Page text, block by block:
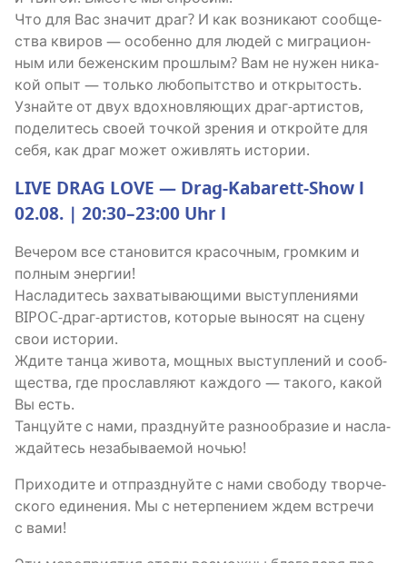
Что для Вас зна­чит драг? И как воз­ни­ка­ют сооб­ще­
ства кви­ров — осо­бен­но для людей с мигра­ци­он­
ным или бежен­ским про­шлым? Вам не нужен ника­
кой опыт — толь­ко любо­пыт­ство и откры­тость.
Узнай­те от двух вдох­нов­ля­ю­щих драг-арти­стов,
поде­ли­тесь сво­ей точ­кой зре­ния и открой­те для
себя, как драг может ожив­лять истории.
LIVE DRAG LOVE — Drag-Kabarett-Show l
02.08. | 20:30–23:00 Uhr l
Вече­ром все ста­но­вит­ся кра­соч­ным, гром­ким и
пол­ным энер­гии!
Насла­ди­тесь захва­ты­ва­ю­щи­ми выступ­ле­ни­я­ми
BIPOC-драг-арти­стов, кото­рые выно­сят на сце­ну
свои исто­рии.
Жди­те тан­ца живо­та, мощ­ных выступ­ле­ний и сооб­
ще­ства, где про­слав­ля­ют каж­до­го — тако­го, какой
Вы есть.
Тан­цуй­те с нами, празд­нуй­те раз­но­об­ра­зие и насла­
ждай­тесь неза­бы­ва­е­мой ночью!
При­хо­ди­те и отпразд­нуй­те с нами сво­бо­ду твор­че­
ско­го еди­не­ния. Мы с нетер­пе­ни­ем ждем встре­чи
с вами!